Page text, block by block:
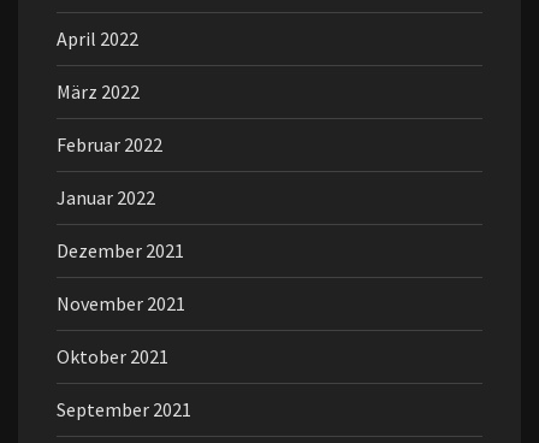
April 2022
März 2022
Februar 2022
Januar 2022
Dezember 2021
November 2021
Oktober 2021
September 2021